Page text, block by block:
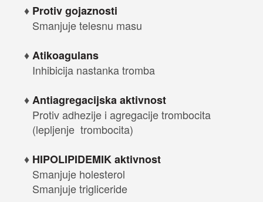
Protiv gojaznosti
Smanjuje telesnu masu
Atikoagulans
Inhibicija nastanka tromba
Antiagregacijska aktivnost
Protiv adhezije i agregacije trombocita
(lepljenje trombocita)
HIPOLIPIDEMIK aktivnost
Smanjuje holesterol
Smanjuje trigliceride